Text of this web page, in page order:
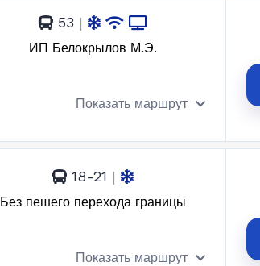
53 |
ИП Белокрылов М.Э.
Показать маршрут
18-21 |
Без пешего перехода границы
Показать маршрут